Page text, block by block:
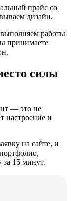
прайс со
дизайн.
работы
принимаете
силы
— это не
настроение и
на сайте, и
за 15 минут.